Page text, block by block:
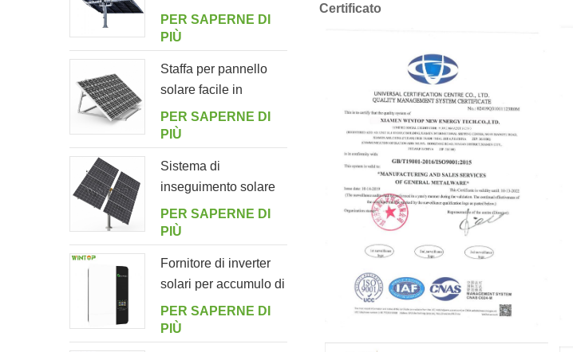
Certificato
singola con 10
pannelli fotovoltaici
PER SAPERNE DI
PIÙ
Staffa per pannello
solare facile in
alluminio regolabile
ad angolo per
giardino
PER SAPERNE DI
PIÙ
Sistema di
inseguimento solare
intelligente a doppia
fila a palo singolo
PER SAPERNE DI
PIÙ
Fornitore di inverter
solari per accumulo di
energia off-grid
5000ES
PER SAPERNE DI
PIÙ